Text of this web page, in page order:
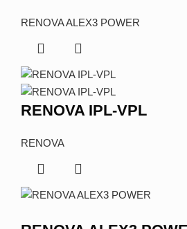
RENOVA ALEX3 POWER
RENOVA IPL-VPL
RENOVA